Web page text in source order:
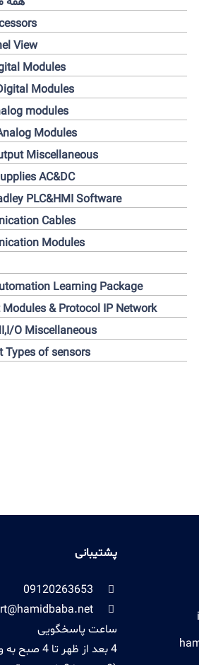
USA مشاهده
مشاهده
مشاهده
مشاهده
View
Modules
Modules
modules
Modules
Miscellaneous
AC&DC
PLC&HMI Software
Cables
Modules
Learning Package
Modules & Protocol IP Network
O Miscellaneous
Types of sensors
پشتیبانی
09120263653
ساعت پاسخگویی
4 بعد از ظهر تا 4 صبح به وقت ایران